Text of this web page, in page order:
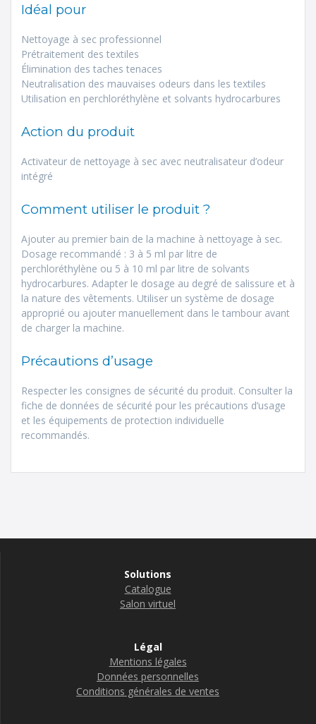
Idéal pour
Nettoyage à sec professionnel
Prétraitement des textiles
Élimination des taches tenaces
Neutralisation des mauvaises odeurs dans les textiles
Utilisation en perchloréthylène et solvants hydrocarbures
Action du produit
Activateur de nettoyage à sec avec neutralisateur d’odeur
intégré
Comment utiliser le produit ?
Ajouter au premier bain de la machine à nettoyage à sec.
Dosage recommandé : 3 à 5 ml par litre de
perchloréthylène ou 5 à 10 ml par litre de solvants
hydrocarbures. Adapter le dosage au degré de salissure et à
la nature des vêtements. Utiliser un système de dosage
approprié ou ajouter manuellement dans le tambour avant
de charger la machine.
Précautions d’usage
Respecter les consignes de sécurité du produit. Consulter la
fiche de données de sécurité pour les précautions d’usage
et les équipements de protection individuelle
recommandés.
Solutions
Catalogue
Salon virtuel
Légal
Mentions légales
Données personnelles
Conditions générales de ventes